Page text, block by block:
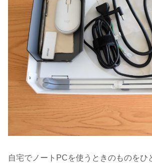
自宅でノートPCを使うときのものをひ